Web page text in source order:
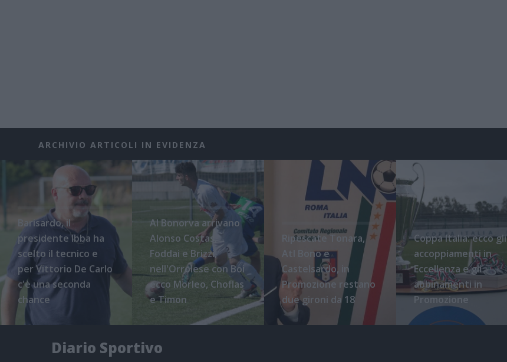
ARCHIVIO ARTICOLI IN EVIDENZA
Barisardo, il
presidente Ibba ha
scelto il tecnico e
per Vittorio De Carlo
c'è una seconda
chance
Al Bonorva arrivano
Alonso Costas,
Foddai e Brizzi,
nell'Orrolese con Boi
ecco Morleo, Choflas
e Timon
Ripescate Tonara,
Atl Bono e
Castelsardo, in
Promozione restano
due gironi da 18
Coppa Italia: ecco gli
accoppiamenti in
Eccellenza e gli
abbinamenti in
Promozione
Diario Sportivo